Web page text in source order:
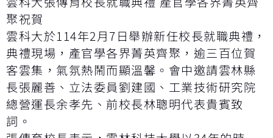
聚祝賀
雲科大於114年2月7日舉辦新任校長就職典禮，
典禮現場，產官學各界菁英齊聚，逾三百位賀
客雲集，氣氛熱鬧而顯溫馨。會中邀請雲林縣
長張麗善、立法委員劉建國、工業技術研究院
總營運長余孝先、前校長林聰明代表貴賓致
詞。